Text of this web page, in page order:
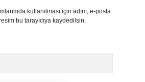
kullanılması için adım, e-posta
bu tarayıcıya kaydedilsin.